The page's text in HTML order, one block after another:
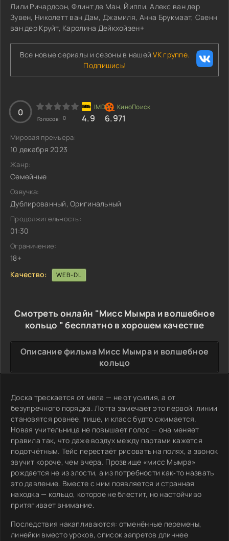
Лили Ричардсон, Флинт де Ман, Йиппи, Алекс ван дер
Зувен, Николетт ван Дам, Джамиля, Анна Брукмаат, Свенн
ван дер Круйт, Каролина Дейкхойзен+
Все новые сериалы и сезоны в нашейVK группе.
Подпишись!
0
Голосов: 0 4.9 6.971
Мировая премьера:
10 декабря 2023
Жанр:
Семейные
Озвучка:
Дублированный, Оригинальный
Продолжительность:
01:30
Ограничение:
18+
Качество:
WEB-DL
Смотреть онлайн "Мисс Мымра и волшебное
кольцо " бесплатно в хорошем качестве
Описание фильма Мисс Мымра и волшебное
кольцо
Доска трескается от мела — не от усилия, а от
безупречного порядка. Лотта замечает это первой: линии
становятся ровнее, тише, и класс будто сжимается.
Новая учительница не повышает голос — она меняет
правила так, что даже воздух между партами кажется
подотчётным. Тейс перестаёт рисовать на полях, а звонок
звучит короче, чем вчера. Прозвище «мисс Мымра»
рождается не из злости, а из потребности как‑то назвать
это давление. Вместе с ним появляется и странная
находка — кольцо, которое не блестит, но настойчиво
притягивает внимание.
Последствия накапливаются: отменённые перемены,
линейки вместо уроков, список запретов длиннее